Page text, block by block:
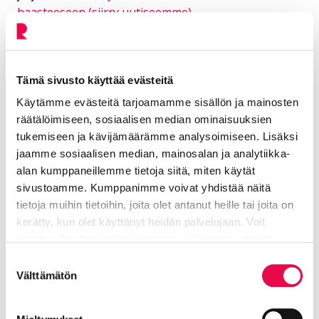
Tämä sivusto käyttää evästeitä
Käytämme evästeitä tarjoamamme sisällön ja mainosten
räätälöimiseen, sosiaalisen median ominaisuuksien
tukemiseen ja kävijämäärämme analysoimiseen. Lisäksi
jaamme sosiaalisen median, mainosalan ja analytiikka-
alan kumppaneillemme tietoja siitä, miten käytät
sivustoamme. Kumppanimme voivat yhdistää näitä
tietoja muihin tietoihin, joita olet antanut heille tai joita on
kerätty, kun olet käyttänyt heidän palvelujaan. Voit
valinta
Välttämätön
haasteeseen (siirry uutiseemme)
Uutiseen lisätty 2. toukokuuta tieto, että PERH ry:n
koululaisryhmiä aamupäivällä reittiä tapahtumapaikan
lähiympäristössä.
Lisätiedot
Poikkeus Suvi
Tekninen toimiala